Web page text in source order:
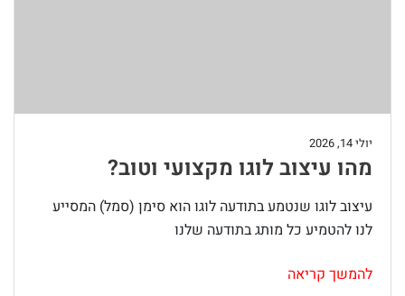
יולי 14, 2026
מהו עיצוב לוגו מקצועי וטוב?
עיצוב לוגו שנטמע בתודעה לוגו הוא סימן (סמל) המסייע
לנו להטמיע כל מותג בתודעה שלנו
להמשך קריאה